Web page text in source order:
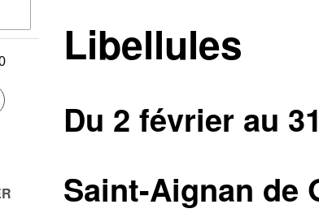
Libellules
Du 2 février au
Saint-Aignan de